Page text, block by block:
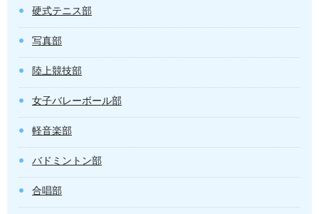
硬式テニス部
写真部
陸上競技部
女子バレーボール部
軽音楽部
バドミントン部
合唱部